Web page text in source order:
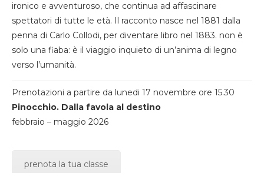
ironico e avventuroso, che continua ad affascinare
spettatori di tutte le età. Il racconto nasce nel 1881 dalla
penna di Carlo Collodi, per diventare libro nel 1883. non è
solo una fiaba: è il viaggio inquieto di un’anima di legno
verso l’umanità.
Prenotazioni a partire da lunedi 17 novembre ore 15.30
Pinocchio. Dalla favola al destino
febbraio – maggio 2026
prenota la tua classe